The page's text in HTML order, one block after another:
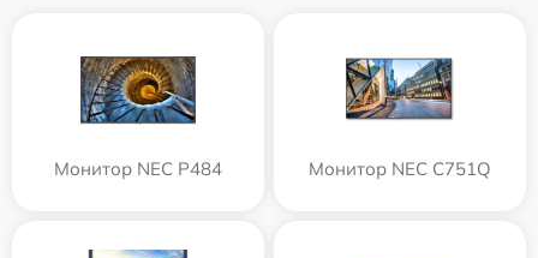
Монитор NEC P484 Монитор NEC C751Q